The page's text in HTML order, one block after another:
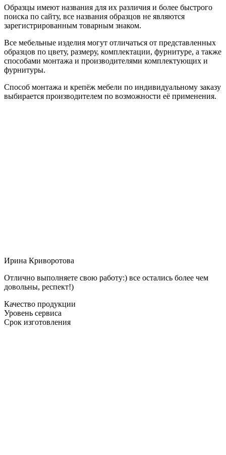
Образцы имеют названия для их различия и более быстрого
поиска по сайту, все названия образцов не являются
зарегистрированным товарным знаком.
Все мебельные изделия могут отличаться от представленных
образцов по цвету, размеру, комплектации, фурнитуре, а также
способами монтажа и производителями комплектующих и
фурнитуры.
Способ монтажа и крепёж мебели по индивидуальному заказу
выбирается производителем по возможности её применения.
Ирина Криворотова
Отлично выполняете свою работу:) все остались более чем
довольны, респект!)
Качество продукции
Уровень сервиса
Срок изготовления